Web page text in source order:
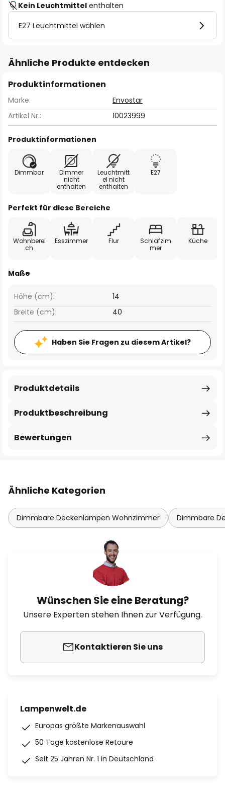
Kein Leuchtmittel enthalten
E27 Leuchtmittel wählen
Ähnliche Produkte entdecken
Produktinformationen
Marke:
Envostar
Artikel Nr.:
10023999
Produktinformationen
Dimmbar
Dimmer
nicht
enthalten
Leuchtmitt
el nicht
enthalten
E27
Perfekt für diese Bereiche
Wohnberei
ch
Esszimmer Flur
Schlafzim
mer
Küche
Maße
Breite (cm): 40
Höhe (cm): 14
Haben Sie Fragen zu diesem Artikel?
Produktbeschreibung
Produktdetails
Bewertungen
Ähnliche Kategorien
Dimmbare Deckenlampen Wohnzimmer Dimmbare
Wünschen Sie eine Beratung?
Unsere Experten stehen Ihnen zur Verfügung.
Kontaktieren Sie uns
Lampenwelt.de
Europas größte Markenauswahl
50 Tage kostenlose Retoure
Seit 25 Jahren Nr. 1 in Deutschland